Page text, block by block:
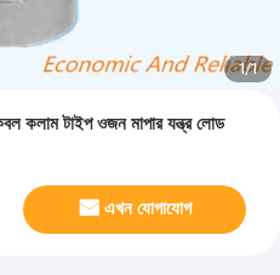
1/1
কলাম টাইপ ওজন মাপার যন্ত্র লোড
এখন যোগাযোগ